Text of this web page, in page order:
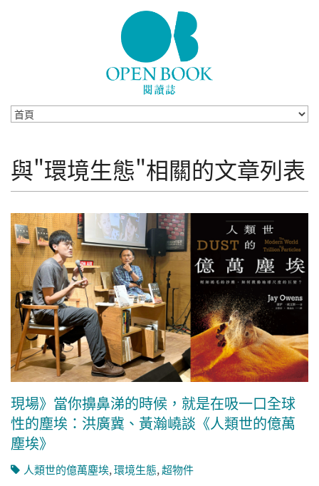
與"環境生態"相關的文章列表
現場》當你擤鼻涕的時候，就是在吸一口全球
性的塵埃：洪廣冀、黃瀚嶢談《人類世的億萬
塵埃》
人類世的億萬塵埃,環境生態,超物件